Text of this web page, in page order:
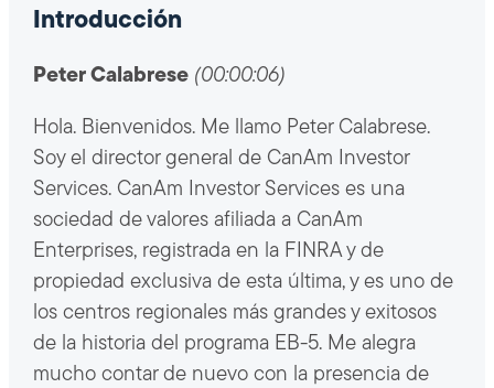
Introducción
Peter Calabrese (00:00:06)
Hola. Bienvenidos. Me llamo Peter Calabrese.
Soy el director general de CanAm Investor
Services. CanAm Investor Services es una
sociedad de valores afiliada a CanAm
Enterprises, registrada en la FINRA y de
propiedad exclusiva de esta última, y es uno de
los centros regionales más grandes y exitosos
de la historia del programa EB-5. Me alegra
mucho contar de nuevo con la presencia de